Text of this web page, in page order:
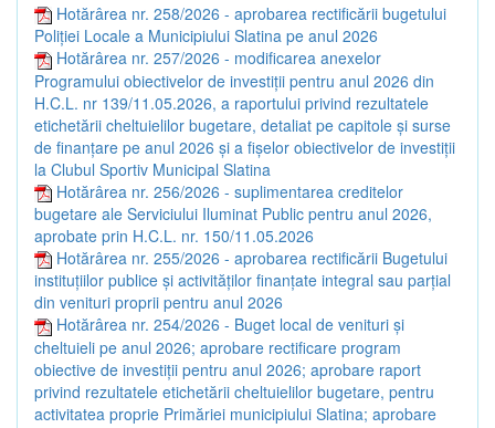
Hotărârea nr. 258/2026 - aprobarea rectificării bugetului
Poliţiei Locale a Municipiului Slatina pe anul 2026
Hotărârea nr. 257/2026 - modificarea anexelor
Programului obiectivelor de investiţii pentru anul 2026 din
H.C.L. nr 139/11.05.2026, a raportului privind rezultatele
etichetării cheltuielilor bugetare, detaliat pe capitole şi surse
de finanţare pe anul 2026 şi a fişelor obiectivelor de investiţii
la Clubul Sportiv Municipal Slatina
Hotărârea nr. 256/2026 - suplimentarea creditelor
bugetare ale Serviciului Iluminat Public pentru anul 2026,
aprobate prin H.C.L. nr. 150/11.05.2026
Hotărârea nr. 255/2026 - aprobarea rectificării Bugetului
instituţiilor publice și activităţilor finanţate integral sau parţial
din venituri proprii pentru anul 2026
Hotărârea nr. 254/2026 - Buget local de venituri şi
cheltuieli pe anul 2026; aprobare rectificare program
obiective de investiţii pentru anul 2026; aprobare raport
privind rezultatele etichetării cheltuielilor bugetare, pentru
activitatea proprie Primăriei municipiului Slatina; aprobare